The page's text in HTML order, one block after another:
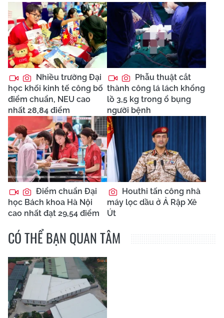
Nhiều trường Đại
học khối kinh tế công bố
điểm chuẩn, NEU cao
nhất 28,84 điểm
Phẫu thuật cắt
thành công lá lách khổng
lồ 3,5 kg trong ổ bụng
người bệnh
Điểm chuẩn Đại
học Bách khoa Hà Nội
cao nhất đạt 29,54 điểm
Houthi tấn công nhà
máy lọc dầu ở Ả Rập Xê
Út
CÓ THỂ BẠN QUAN TÂM